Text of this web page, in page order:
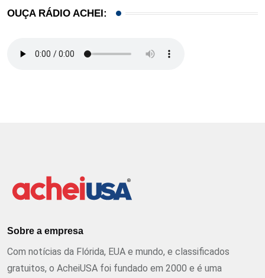
OUÇA RÁDIO ACHEI:
Sobre a empresa
Com notícias da Flórida, EUA e mundo, e classificados
gratuitos, o AcheiUSA foi fundado em 2000 e é uma